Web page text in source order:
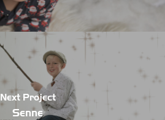
Next Project
Senne